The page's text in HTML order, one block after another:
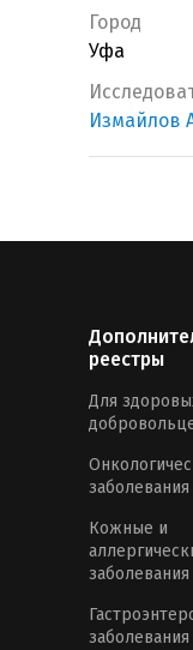
Город
Уфа
Измайлов
реестры
Для
заболевания
Кожные и
заболевания
заболевания